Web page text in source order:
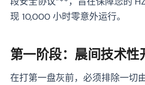
现 10,000 小时零意外运行。
第一阶段：晨间技术性
在打第一盘灰前，必须排除一切